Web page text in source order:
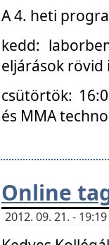
A 4. heti
kedd:
eljárások
csütörtök:
és MMA
Online
2012. 09. 21. -